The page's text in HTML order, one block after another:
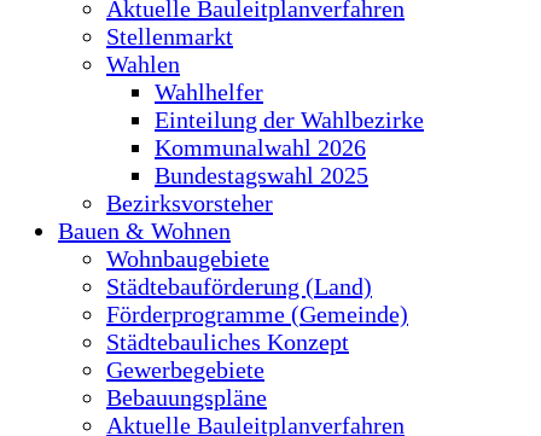
Aktuelle Bauleitplanverfahren
Stellenmarkt
Wahlen
Wahlhelfer
Einteilung der Wahlbezirke
Kommunalwahl 2026
Bundestagswahl 2025
Bezirksvorsteher
Bauen & Wohnen
Wohnbaugebiete
Städtebauförderung (Land)
Förderprogramme (Gemeinde)
Städtebauliches Konzept
Gewerbegebiete
Bebauungspläne
Aktuelle Bauleitplanverfahren